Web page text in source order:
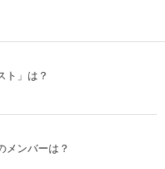
ト」は？
メンバーは？